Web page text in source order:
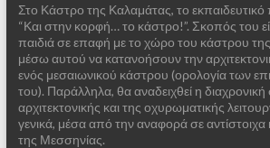
Στο Κάστρο της Καλαμάτας, το
“Και στην κορφή… το κάστρο!”. Σκοπός του
παιδιά σε επαφή με το χώρο του κάστρου
μέσω αυτού να κατανοήσουν την
ενός μεσαιωνικού κάστρου (ορολογία των
του). Παράλληλα, θα αναδειχθεί η
αρχιτεκτονικής και της οχυρωματικής
γενικά, μέσα από την αναφορά σε
της Μεσσηνίας.